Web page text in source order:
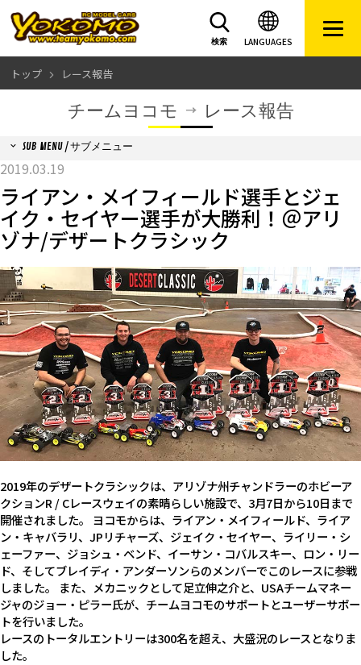
LANGUAGES
検索
トップ レース報告
チームヨコモ レース報告
SUB MENU / サブメニュー
2019.03.19
ライアン・メイフィールド選手とジェ
イク・セイヤー選手が大勝利！＠アリ
ゾナ/デザートクラシック
2019年のデザートクラシックは、アリゾナ州チャンドラーのホビーア
クションR / Cレースウェイの素晴らしい施設で、3月7日から10日まで
開催されました。 ヨコモからは、ライアン・メイフィールド、ライア
ン・キャバラリ、JPリチャーズ、ジェイク・セイヤー、ライリー・シ
ェーファー、ジョシュ・ベンド、イーサン・コバルスキー、ロン・リー
ド、そしてブレイディ・アンダーソンらのメンバーでこのレースに参戦
しました。 また、メカニックとして足立伸之介と、USAチームマネー
ジャのジョー・ピラー氏が、チームヨコモのサポートとユーザーサポー
トを行いました。
レースのトータルエントリーは300名を超え、大盛況のレースとなりま
した。